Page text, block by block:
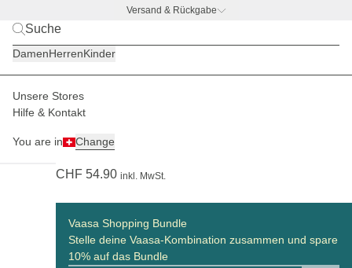
Versand & Rückgabe
DamenHerrenKinder
Unsere Stores
Hilfe & Kontakt
You are in Change
Damen Körbe
CHF 54.90 inkl. MwSt.
Vaasa Shopping Bundle
Stelle deine Vaasa-Kombination zusammen und spare
10% auf das Bundle